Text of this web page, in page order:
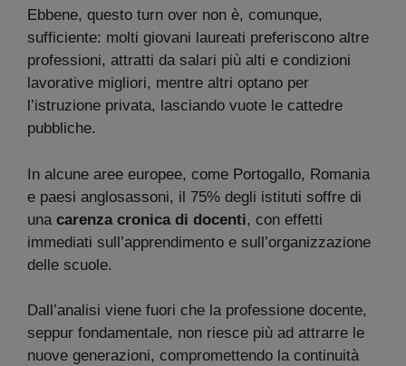
Ebbene, questo turn over non è, comunque,
sufficiente: molti giovani laureati preferiscono altre
professioni, attratti da salari più alti e condizioni
lavorative migliori, mentre altri optano per
l’istruzione privata, lasciando vuote le cattedre
pubbliche.
In alcune aree europee, come Portogallo, Romania
e paesi anglosassoni, il 75% degli istituti soffre di
una carenza cronica di docenti, con effetti
immediati sull’apprendimento e sull’organizzazione
delle scuole.
Dall’analisi viene fuori che la professione docente,
seppur fondamentale, non riesce più ad attrarre le
nuove generazioni, compromettendo la continuità